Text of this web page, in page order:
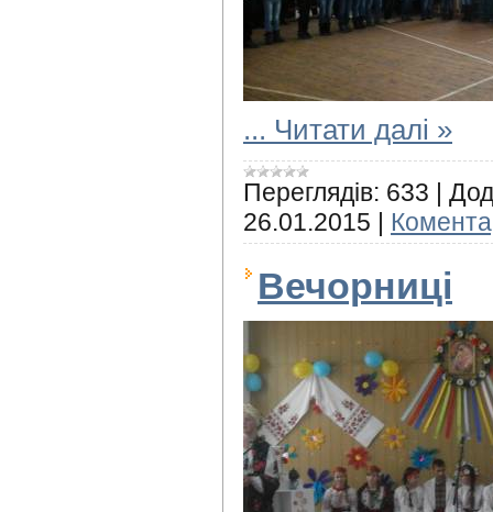
... Читати далі »
Переглядів: 633
26.01.2015
Вечорниці